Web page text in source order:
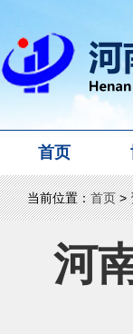
首页
当前位置：首页>
河